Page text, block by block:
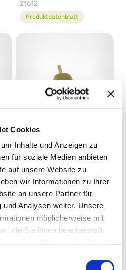
Cookies
Inhalte und Anzeigen zu
für soziale Medien anbieten
auf unsere Website zu
wir Informationen zu Ihrer
an unsere Partner für
Analysen weiter. Unsere
möglicherweise mit
die Sie ihnen bereitgestellt
21612
Produktdatenblatt
CORIANDOLINA
PISTACCHIO
21732